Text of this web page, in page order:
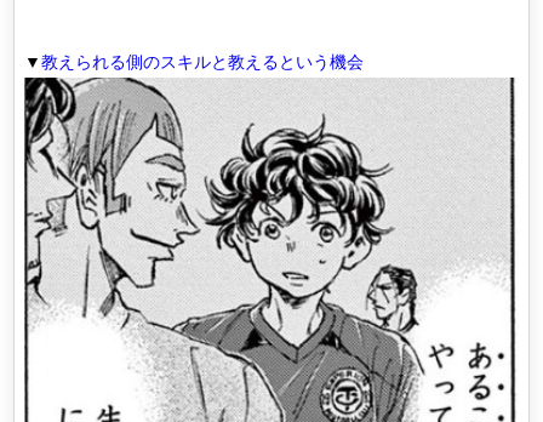
▼教えられる側のスキルと教えるという機会